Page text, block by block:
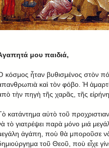
μου παιδιά,
κόσμος ἦταν βυθισμένος στὸν
καὶ τὸν φόβο. Ἡ
τὴν πηγὴ τῆς χαρᾶς, τῆς
κατάντημα αὐτὸ τοῦ
τὸ γιατρέψει παρὰ μόνο μιά
ἀγάπη, ποὺ θὰ μποροῦσε νὰ
τοῦ Θεοῦ, ποὺ εἶχε